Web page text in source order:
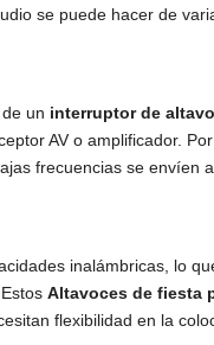
se puede hacer de
un interruptor de
AV o amplificador.
frecuencias se envíen
inalámbricas, lo
Altavoces de fiesta
flexibilidad en la